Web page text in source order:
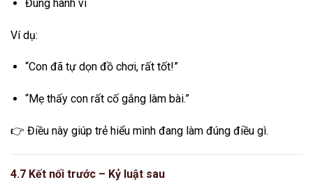
Đúng hành vi
Ví dụ:
“Con đã tự dọn đồ chơi, rất tốt!”
“Mẹ thấy con rất cố gắng làm bài.”
👉 Điều này giúp trẻ hiểu mình đang làm đúng điều gì.
4.7 Kết nối trước – Kỷ luật sau